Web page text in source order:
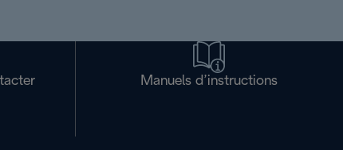
Manuels d’instructions